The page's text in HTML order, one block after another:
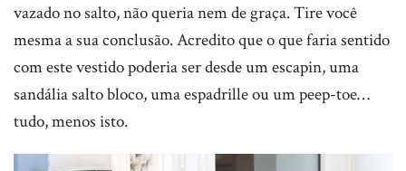
vazado no salto, não queria nem de graça. Tire você
mesma a sua conclusão. Acredito que o que faria sentido
com este vestido poderia ser desde um escapin, uma
sandália salto bloco, uma espadrille ou um peep-toe…
tudo, menos isto.